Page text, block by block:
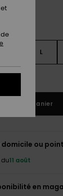
L
tailles
Ajouter au panier
domicile ou
du11 août
en